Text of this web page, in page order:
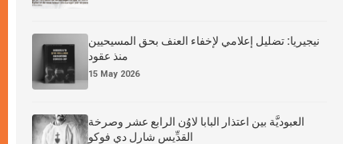
نيجيريا: تضليل إعلامي لإخفاء العنف بحق المسيحيين
منذ عقود
15 May 2026
العبوديَّة بين اعتذار البابا لاوُن الرابع عشر وصرخة
القدِّيس شارل دي فوكو